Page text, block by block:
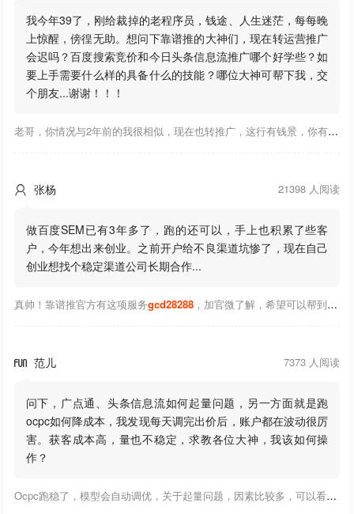
我今年39了，刚给裁掉的老程序员，钱途、人生迷茫，每每晚
上惊醒，傍徨无助。想问下靠谱推的大神们，现在转运营推广
会迟吗？百度搜索竞价和今日头条信息流推广哪个好学些？如
要上手需要什么样的具备什么的技能？哪位大神可帮下我，交
个朋友...谢谢！！！
老哥，你情况与2年前的我很相似，现在也转推广，这行有钱景，你有基础上手会比较快，不必担心。至于学竞价还是信息流哪个好，我是信息流广告入手，现在迷上靠谱推关注大神们的营销推广干货。有空你也可多泡下这站，真能学到不少东西；希望可以帮到你！
 张杨 21398 人阅读
做百度SEM已有3年多了，跑的还可以，手上也积累了些客
户，今年想出来创业。之前开户给不良渠道坑惨了，现在自己
创业想找个稳定渠道公司长期合作...
真帅！靠谱推官方有这项服务gcd28288，加官微了解，希望可以帮到你！
 范儿 7373 人阅读
问下，广点通、头条信息流如何起量问题，另一方面就是跑
ocpc如何降成本，我发现每天调完出价后，账户都在波动很厉
害。获客成本高，量也不稳定，求教各位大神，我该如何操
作？
Ocpc跑稳了，模型会自动调优，关于起量问题，因素比较多，可以看下靠谱推大神出的干货文章，都是经验总结，应该可以找到对应解决。